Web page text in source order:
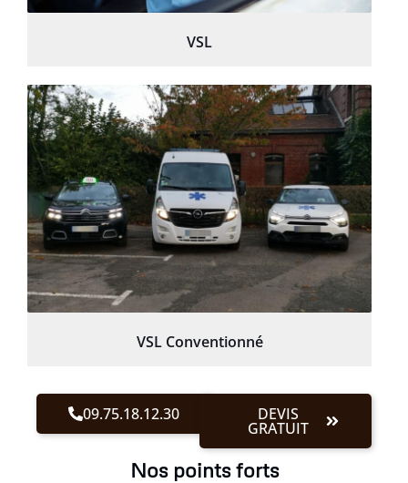
VSL
VSL Conventionné
09.75.18.12.30 DEVIS
GRATUIT
Nos points forts